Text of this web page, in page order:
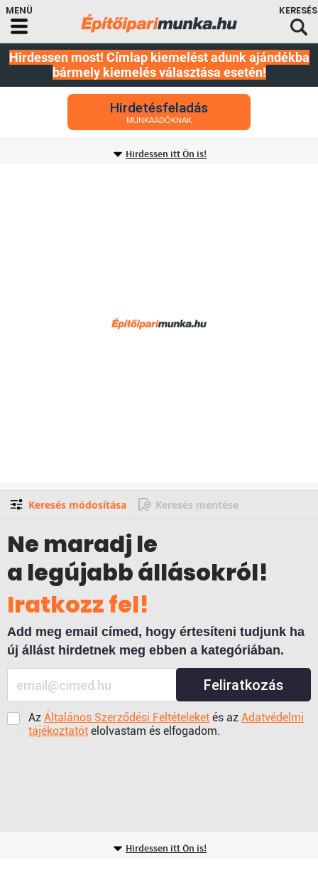
Hirdessen most! Címlap kiemelést adunk ajándékba
bármely kiemelés választása esetén!
Hirdetésfeladás
MUNKAADÓKNAK
Hirdessen itt Ön is!
Keresés módosítása Keresés mentése
Ne maradj le
a legújabb állásokról!
Iratkozz fel!
Add meg email címed, hogy értesíteni tudjunk ha
új állást hirdetnek meg ebben a kategóriában.
Feliratkozás
Az Általános Szerződési Feltételeket és az Adatvédelmi
tájékoztatót elolvastam és elfogadom.
Hirdessen itt Ön is!